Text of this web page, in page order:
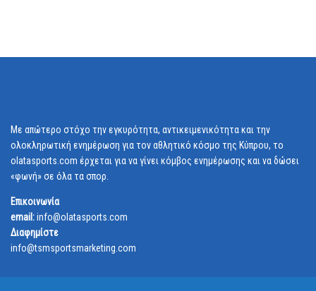
Με απώτερο στόχο την εγκυρότητα, αντικειμενικότητα και την
ολοκληρωτική ενημέρωση για τον αθλητικό κόσμο της Κύπρου, το
olatasports.com έρχεται για να γίνει κόμβος ενημέρωσης και να δώσει
«φωνή» σε όλα τα σπορ.
Επικοινωνία
email:info@olatasports.com
Διαφημίστε
info@tsmsportsmarketing.com